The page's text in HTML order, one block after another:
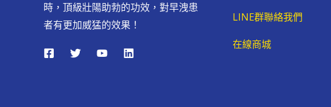
時，頂級壯陽助勃的功效，對早洩患
者有更加威猛的效果！
LINE群聯絡我們
在線商城